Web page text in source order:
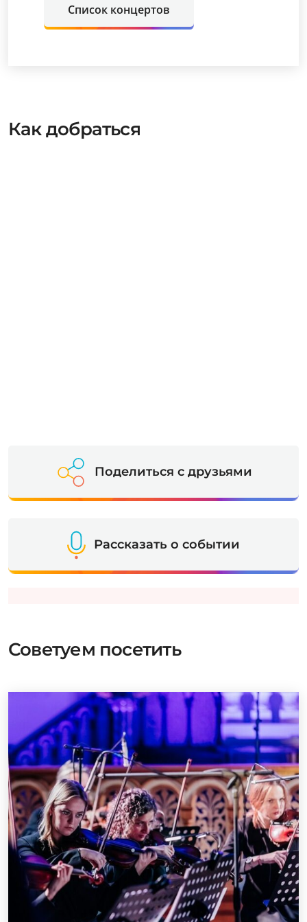
Список концертов
Как добраться
Поделиться с друзьями
Рассказать о событии
Советуем посетить